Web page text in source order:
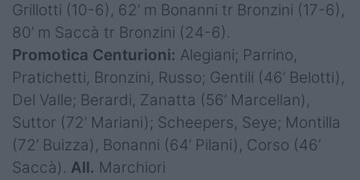
Grillotti (10-6), 62’ m Bonanni tr Bronzini (17-6),
80’ m Saccà tr Bronzini (24-6).
Promotica Centurioni: Alegiani; Parrino,
Pratichetti, Bronzini, Russo; Gentili (46’ Belotti),
Del Valle; Berardi, Zanatta (56’ Marcellan),
Suttor (72’ Mariani); Scheepers, Seye; Montilla
(72’ Buizza), Bonanni (64’ Pilani), Corso (46’
Saccà). All. Marchiori